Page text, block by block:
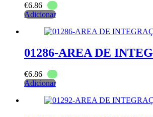
€6.86
Adicionar
01286-AREA DE
€6.86
Adicionar